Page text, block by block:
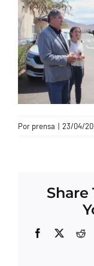
CONTACTO
Por prensa | 23/04/
Share
Facebook
X